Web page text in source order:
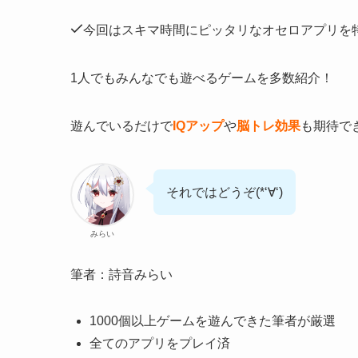
今回はスキマ時間にピッタリなオセロアプリを
1人でもみんなでも遊べるゲームを多数紹介！
遊んでいるだけで IQアップや脳トレ効果も期待で
みらい
それではどうぞ(*‘∀‘)
筆者：詩音みらい
1000個以上ゲームを遊んできた筆者が厳選
全てのアプリをプレイ済